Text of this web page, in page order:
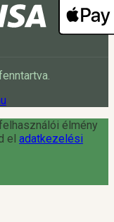
élmény
el adatkezelési